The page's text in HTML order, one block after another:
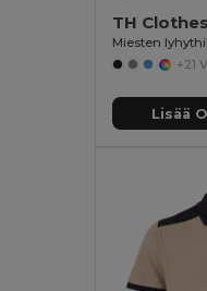
TH
Miesten
+21
Lisää